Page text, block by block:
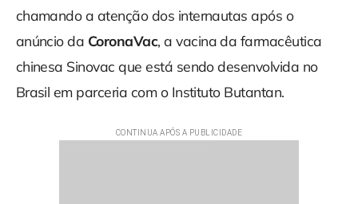
chamando a atenção dos internautas após o
anúncio da CoronaVac, a vacina da farmacêutica
chinesa Sinovac que está sendo desenvolvida no
Brasil em parceria com o Instituto Butantan.